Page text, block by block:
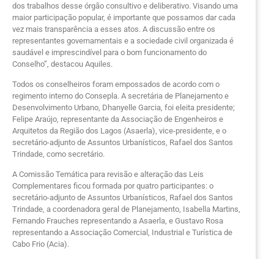
dos trabalhos desse órgão consultivo e deliberativo. Visando uma
maior participação popular, é importante que possamos dar cada
vez mais transparência a esses atos. A discussão entre os
representantes governamentais e a sociedade civil organizada é
saudável e imprescindível para o bom funcionamento do
Conselho”, destacou Aquiles.
Todos os conselheiros foram empossados de acordo com o
regimento interno do Consepla. A secretária de Planejamento e
Desenvolvimento Urbano, Dhanyelle Garcia, foi eleita presidente;
Felipe Araújo, representante da Associação de Engenheiros e
Arquitetos da Região dos Lagos (Asaerla), vice-presidente, e o
secretário-adjunto de Assuntos Urbanísticos, Rafael dos Santos
Trindade, como secretário.
A Comissão Temática para revisão e alteração das Leis
Complementares ficou formada por quatro participantes: o
secretário-adjunto de Assuntos Urbanísticos, Rafael dos Santos
Trindade, a coordenadora geral de Planejamento, Isabella Martins,
Fernando Frauches representando a Asaerla, e Gustavo Rosa
representando a Associação Comercial, Industrial e Turística de
Cabo Frio (Acia).